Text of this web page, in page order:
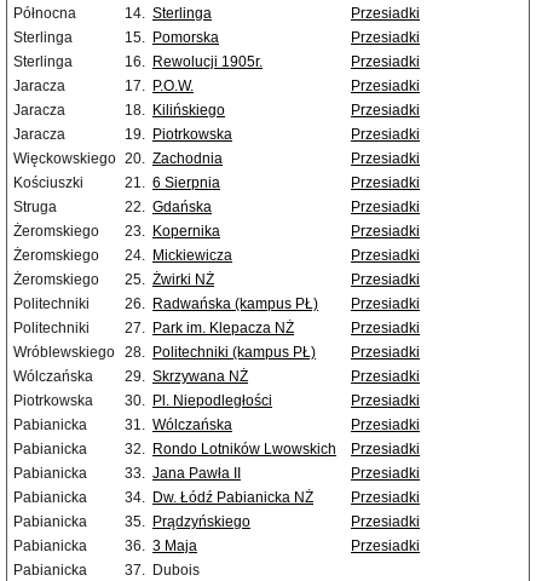
Północna
14. Sterlinga
Przesiadki
Sterlinga
15. Pomorska
Przesiadki
Sterlinga
16. Rewolucji 1905r.
Przesiadki
Jaracza
17. P.O.W.
Przesiadki
Jaracza
18. Kilińskiego
Przesiadki
Jaracza
19. Piotrkowska
Przesiadki
Więckowskiego 20. Zachodnia
Przesiadki
Kościuszki
21. 6 Sierpnia
Przesiadki
Struga
22. Gdańska
Przesiadki
Żeromskiego
23. Kopernika
Przesiadki
Żeromskiego
24. Mickiewicza
Przesiadki
Żeromskiego
25. Żwirki NŻ
Przesiadki
Politechniki
26. Radwańska (kampus PŁ)
Przesiadki
Politechniki
27. Park im. Klepacza NŻ
Przesiadki
Wróblewskiego 28. Politechniki (kampus PŁ)
Przesiadki
Wólczańska
29. Skrzywana NŻ
Przesiadki
Piotrkowska
30. Pl. Niepodległości
Przesiadki
Pabianicka
31. Wólczańska
Przesiadki
Pabianicka
32. Rondo Lotników Lwowskich
Przesiadki
Pabianicka
33. Jana Pawła II
Przesiadki
Pabianicka
34. Dw. Łódź Pabianicka NŻ
Przesiadki
Pabianicka
35. Prądzyńskiego
Przesiadki
Pabianicka
36. 3 Maja
Przesiadki
Pabianicka
37. Dubois